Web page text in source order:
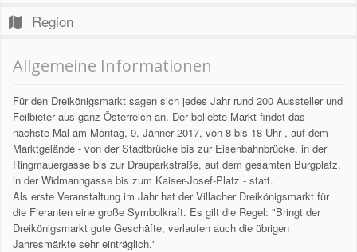
Region
Allgemeine Informationen
Für den Dreikönigsmarkt sagen sich jedes Jahr rund 200 Aussteller und
Feilbieter aus ganz Österreich an. Der beliebte Markt findet das
nächste Mal am Montag, 9. Jänner 2017, von 8 bis 18 Uhr , auf dem
Marktgelände - von der Stadtbrücke bis zur Eisenbahnbrücke, in der
Ringmauergasse bis zur Drauparkstraße, auf dem gesamten Burgplatz,
in der Widmanngasse bis zum Kaiser-Josef-Platz - statt.
Als erste Veranstaltung im Jahr hat der Villacher Dreikönigsmarkt für
die Fieranten eine große Symbolkraft. Es gilt die Regel: "Bringt der
Dreikönigsmarkt gute Geschäfte, verlaufen auch die übrigen
Jahresmärkte sehr einträglich."